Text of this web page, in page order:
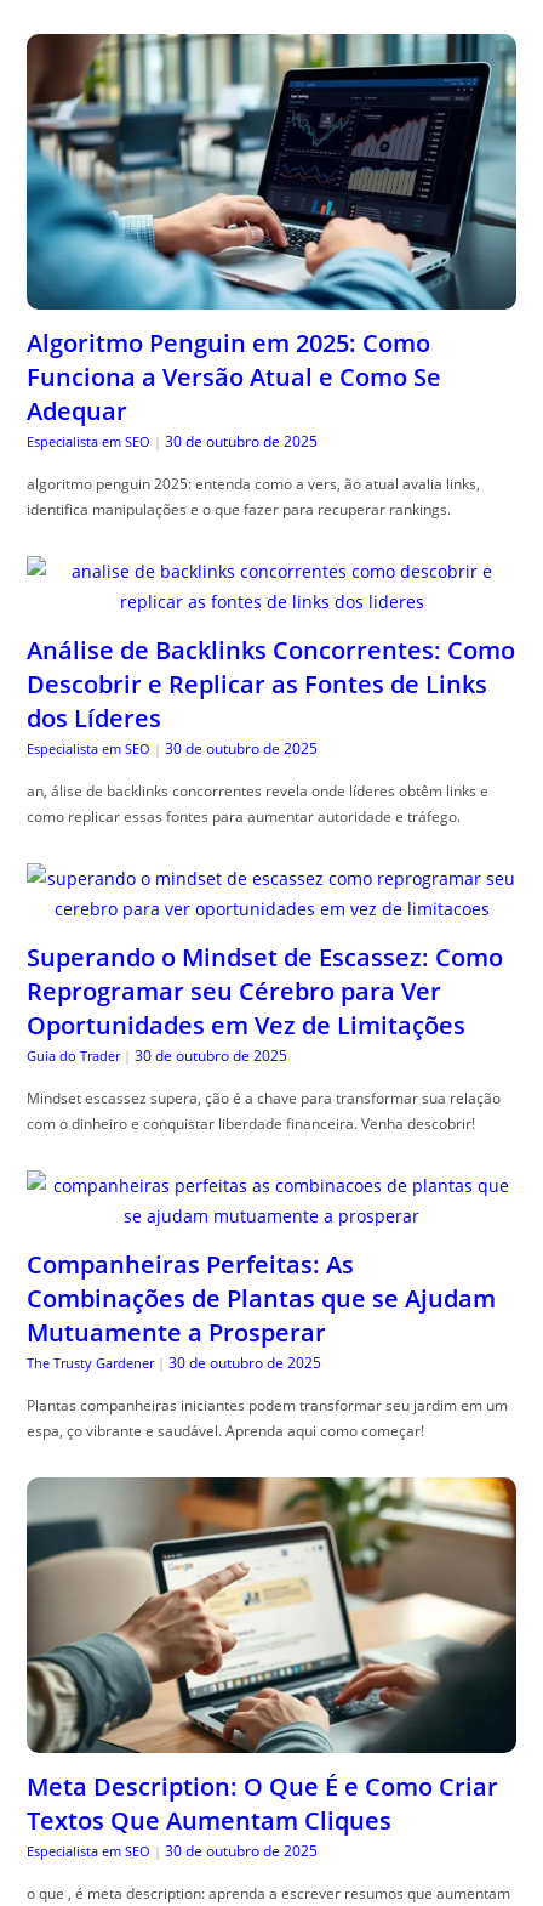
Algoritmo Penguin em 2025: Como
Funciona a Versão Atual e Como Se
Adequar
Especialista em SEO | 30 de outubro de 2025
algoritmo penguin 2025: entenda como a vers, ão atual avalia links,
identifica manipulações e o que fazer para recuperar rankings.
Análise de Backlinks Concorrentes: Como
Descobrir e Replicar as Fontes de Links
dos Líderes
Especialista em SEO | 30 de outubro de 2025
an, álise de backlinks concorrentes revela onde líderes obtêm links e
como replicar essas fontes para aumentar autoridade e tráfego.
Superando o Mindset de Escassez: Como
Reprogramar seu Cérebro para Ver
Oportunidades em Vez de Limitações
Guia do Trader | 30 de outubro de 2025
Mindset escassez supera, ção é a chave para transformar sua relação
com o dinheiro e conquistar liberdade financeira. Venha descobrir!
Companheiras Perfeitas: As
Combinações de Plantas que se Ajudam
Mutuamente a Prosperar
The Trusty Gardener | 30 de outubro de 2025
Plantas companheiras iniciantes podem transformar seu jardim em um
espa, ço vibrante e saudável. Aprenda aqui como começar!
Meta Description: O Que É e Como Criar
Textos Que Aumentam Cliques
Especialista em SEO | 30 de outubro de 2025
o que , é meta description: aprenda a escrever resumos que aumentam